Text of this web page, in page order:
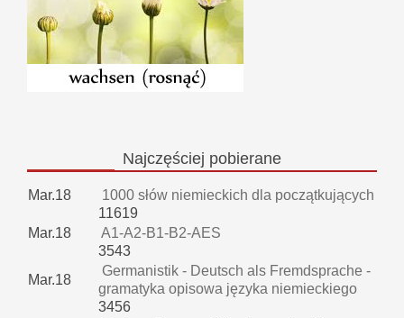
Najczęściej pobierane
Mar.18
1000 słów niemieckich dla początkujących
11619
Mar.18
A1-A2-B1-B2-AES
3543
Mar.18
Germanistik - Deutsch als Fremdsprache -
gramatyka opisowa języka niemieckiego
3456